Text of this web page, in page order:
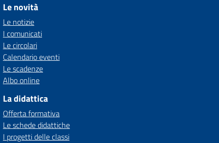
Le novità
Le notizie
I comunicati
Le circolari
Calendario eventi
Le scadenze
Albo online
La didattica
Offerta formativa
Le schede didattiche
I progetti delle classi